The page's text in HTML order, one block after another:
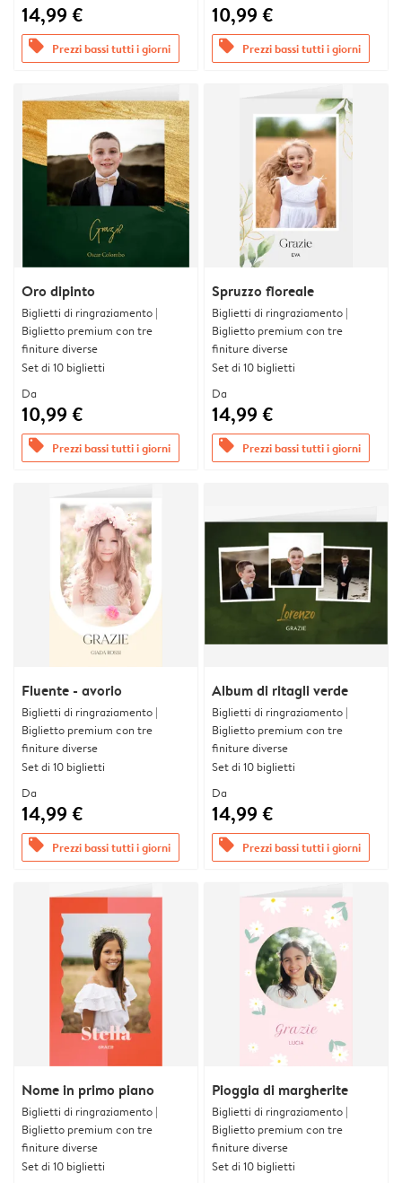
14,99 €
offers Prezzi bassi tutti i giorni
10,99 €
offers Prezzi bassi tutti i giorni
Oro dipinto
Biglietti di ringraziamento |
Biglietto premium con tre
finiture diverse
Set di 10 biglietti
Da
10,99 €
offers Prezzi bassi tutti i giorni
Spruzzo floreale
Biglietti di ringraziamento |
Biglietto premium con tre
finiture diverse
Set di 10 biglietti
Da
14,99 €
offers Prezzi bassi tutti i giorni
Fluente - avorio
Biglietti di ringraziamento |
Biglietto premium con tre
finiture diverse
Set di 10 biglietti
Da
14,99 €
offers Prezzi bassi tutti i giorni
Album di ritagli verde
Biglietti di ringraziamento |
Biglietto premium con tre
finiture diverse
Set di 10 biglietti
Da
14,99 €
offers Prezzi bassi tutti i giorni
Nome in primo piano
Biglietti di ringraziamento |
Biglietto premium con tre
finiture diverse
Set di 10 biglietti
Pioggia di margherite
Biglietti di ringraziamento |
Biglietto premium con tre
finiture diverse
Set di 10 biglietti